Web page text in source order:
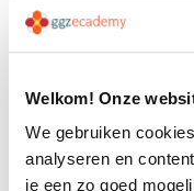
Welkom! Onze
We gebruiken
analyseren en
je een zo goed
Kosten
Notitie
GGZ
bijeenkomst